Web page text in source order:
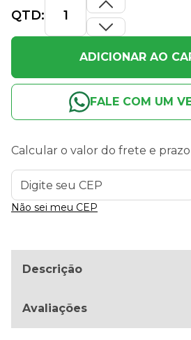
QTD:
ADICIONAR AO
FALE COM UM
Calcular o valor do frete e
Não sei meu CEP
Descrição
Avaliações